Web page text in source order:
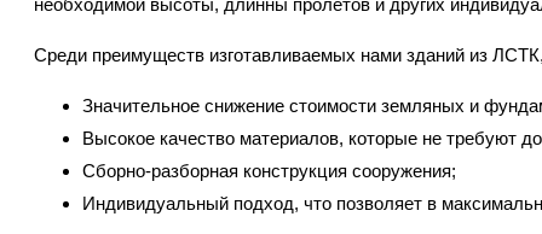
необходимой высоты, длинны пролетов и других
Среди преимуществ изготавливаемых нами зданий из
Значительное снижение стоимости земляных и
Высокое качество материалов, которые не требуют
Сборно-разборная конструкция сооружения;
Индивидуальный подход, что позволяет в